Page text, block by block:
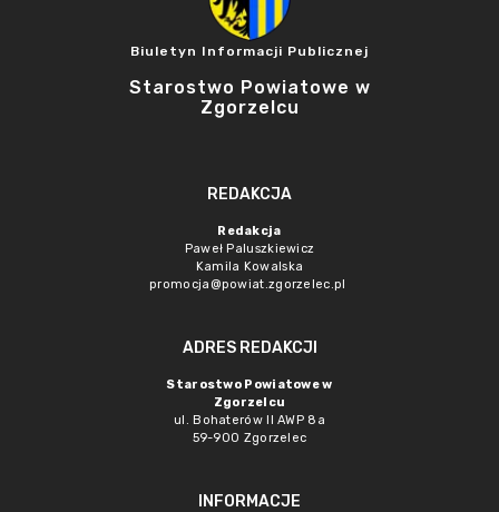
Biuletyn Informacji Publicznej
Starostwo Powiatowe w
Zgorzelcu
REDAKCJA
Redakcja
Paweł Paluszkiewicz
Kamila Kowalska
promocja@powiat.zgorzelec.pl
ADRES REDAKCJI
Starostwo Powiatowe w
Zgorzelcu
ul. Bohaterów II AWP 8a
59-900 Zgorzelec
INFORMACJE